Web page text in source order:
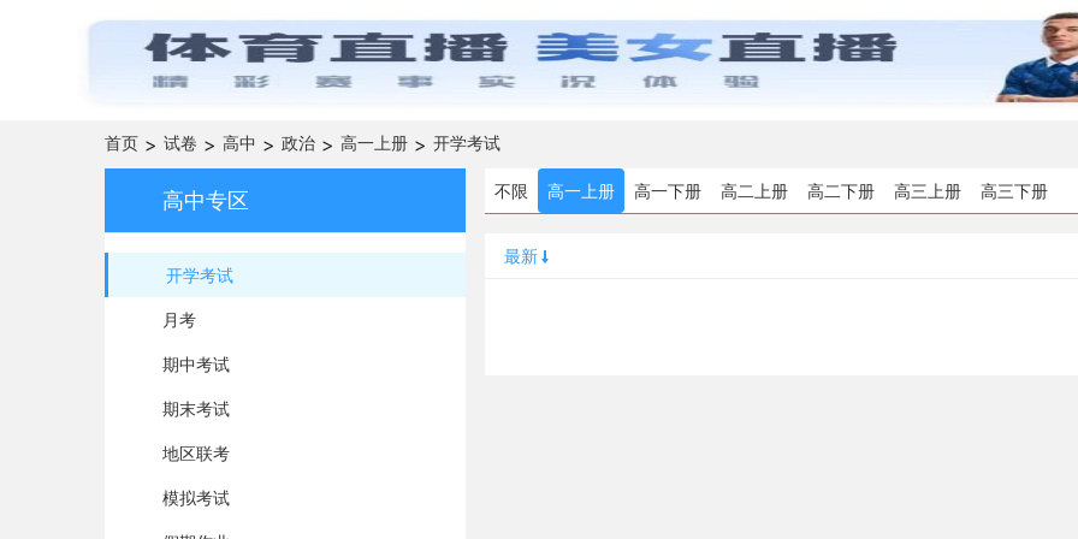
首页 > 试卷 > 高中 > 政治 > 高一上册 > 开学考试
高中专区
开学考试
月考
期中考试
期末考试
地区联考
模拟考试
不限 高一上册 高一下册 高二上册 高二下册 高三上册 高三下册
最新 